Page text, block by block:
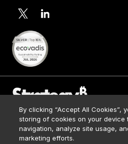
© 2026 Strategy. All Rights
By clicking “Accept All Cookies”,
storing of cookies on your device
navigation, analyze site usage,
marketing efforts.